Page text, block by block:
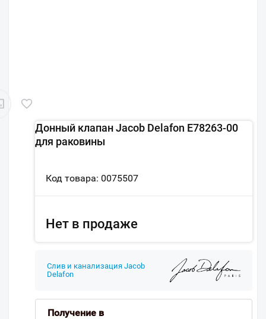
Донный клапан Jacob Delafon E78263-00
для раковины
Код товара: 0075507
Нет в продаже
Слив и канализация Jacob
Delafon
Получение в